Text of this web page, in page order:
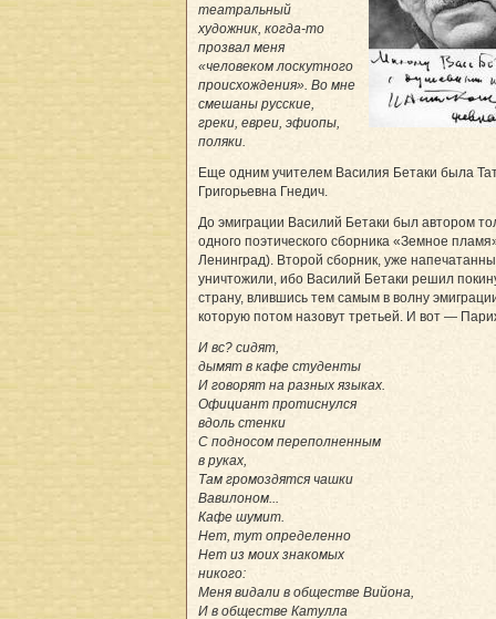
театральный
художник, когда-то
прозвал меня
«человеком лоскутного
происхождения». Во мне
смешаны русские,
греки, евреи, эфиопы,
поляки.
Еще одним учителем Василия Бетаки была
Григорьевна Гнедич.
До эмиграции Василий Бетаки был автором
одного поэтического сборника «Земное
Ленинград). Второй сборник, уже
уничтожили, ибо Василий Бетаки решил
страну, влившись тем самым в волну
которую потом назовут третьей. И вот —
И вс? сидят,
дымят в кафе студенты
И говорят на разных языках.
Официант протиснулся
вдоль стенки
С подносом переполненным
в руках,
Там громоздятся чашки
Вавилоном...
Кафе шумит.
Нет, тут определенно
Нет из моих знакомых
никого:
Меня видали в обществе Вийона,
И в обществе Катулла